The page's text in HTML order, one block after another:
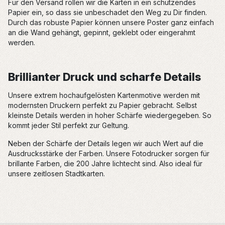
Für den Versand rollen wir die Karten in ein schützendes
Papier ein, so dass sie unbeschadet den Weg zu Dir finden.
Durch das robuste Papier können unsere Poster ganz einfach
an die Wand gehängt, gepinnt, geklebt oder eingerahmt
werden.
Brillianter Druck und scharfe Details
Unsere extrem hochaufgelösten Kartenmotive werden mit
modernsten Druckern perfekt zu Papier gebracht. Selbst
kleinste Details werden in hoher Schärfe wiedergegeben. So
kommt jeder Stil perfekt zur Geltung.
Neben der Schärfe der Details legen wir auch Wert auf die
Ausdrucksstärke der Farben. Unsere Fotodrucker sorgen für
brillante Farben, die 200 Jahre lichtecht sind. Also ideal für
unsere zeitlosen Stadtkarten.